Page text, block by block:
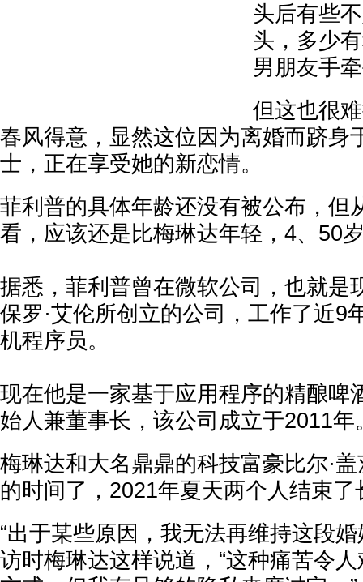
头后有些
头，多少
男朋友手
但这也很
春风得意，显然这位因为离婚而跻身
士，正在享受她的新恋情。
菲利普的具体年龄还没有被公布，但
看，应该还是比梅琳达年轻，4、50
据悉，菲利普曾在微软公司，也就是
保罗·艾伦所创立的公司，工作了近9
机程序员。
现在他是一家基于应用程序的精酿啤
始人兼董事长，该公司成立于2011年
梅琳达和大名鼎鼎的科技富豪比尔·
的时间了，2021年夏天两个人结束
“出于某些原因，我无法再维持这段
访时梅琳达这样说道，“这种痛苦令